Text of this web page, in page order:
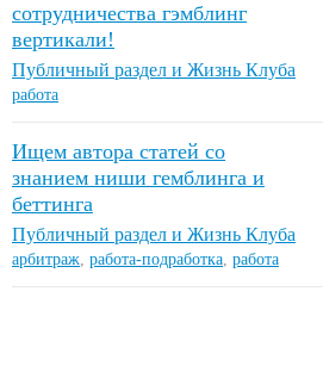
сотрудничества гэмблинг
вертикали!
Публичный раздел и Жизнь Клуба
работа
Ищем автора статей со
знанием ниши гемблинга и
беттинга
Публичный раздел и Жизнь Клуба
арбитраж, работа-подработка, работа